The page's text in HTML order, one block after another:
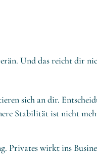
Und das reicht dir
sich an dir.
Stabilität ist nicht
Privates wirkt ins